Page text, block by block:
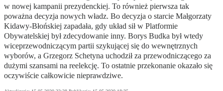
w nowej kampanii prezydenckiej. To również pierwsza tak
poważna decyzja nowych władz. Bo decyzja o starcie Małgorzaty
Kidawy-Błońskiej zapadała, gdy układ sił w Platformie
Obywatelskiej był zdecydowanie inny. Borys Budka był wtedy
wiceprzewodniczącym partii szykującej się do wewnętrznych
wyborów, a Grzegorz Schetyna uchodził za przewodniczącego za
dużymi szansami na reelekcję. To ostatnie przekonanie okazało się
oczywiście całkowicie nieprawdziwe.